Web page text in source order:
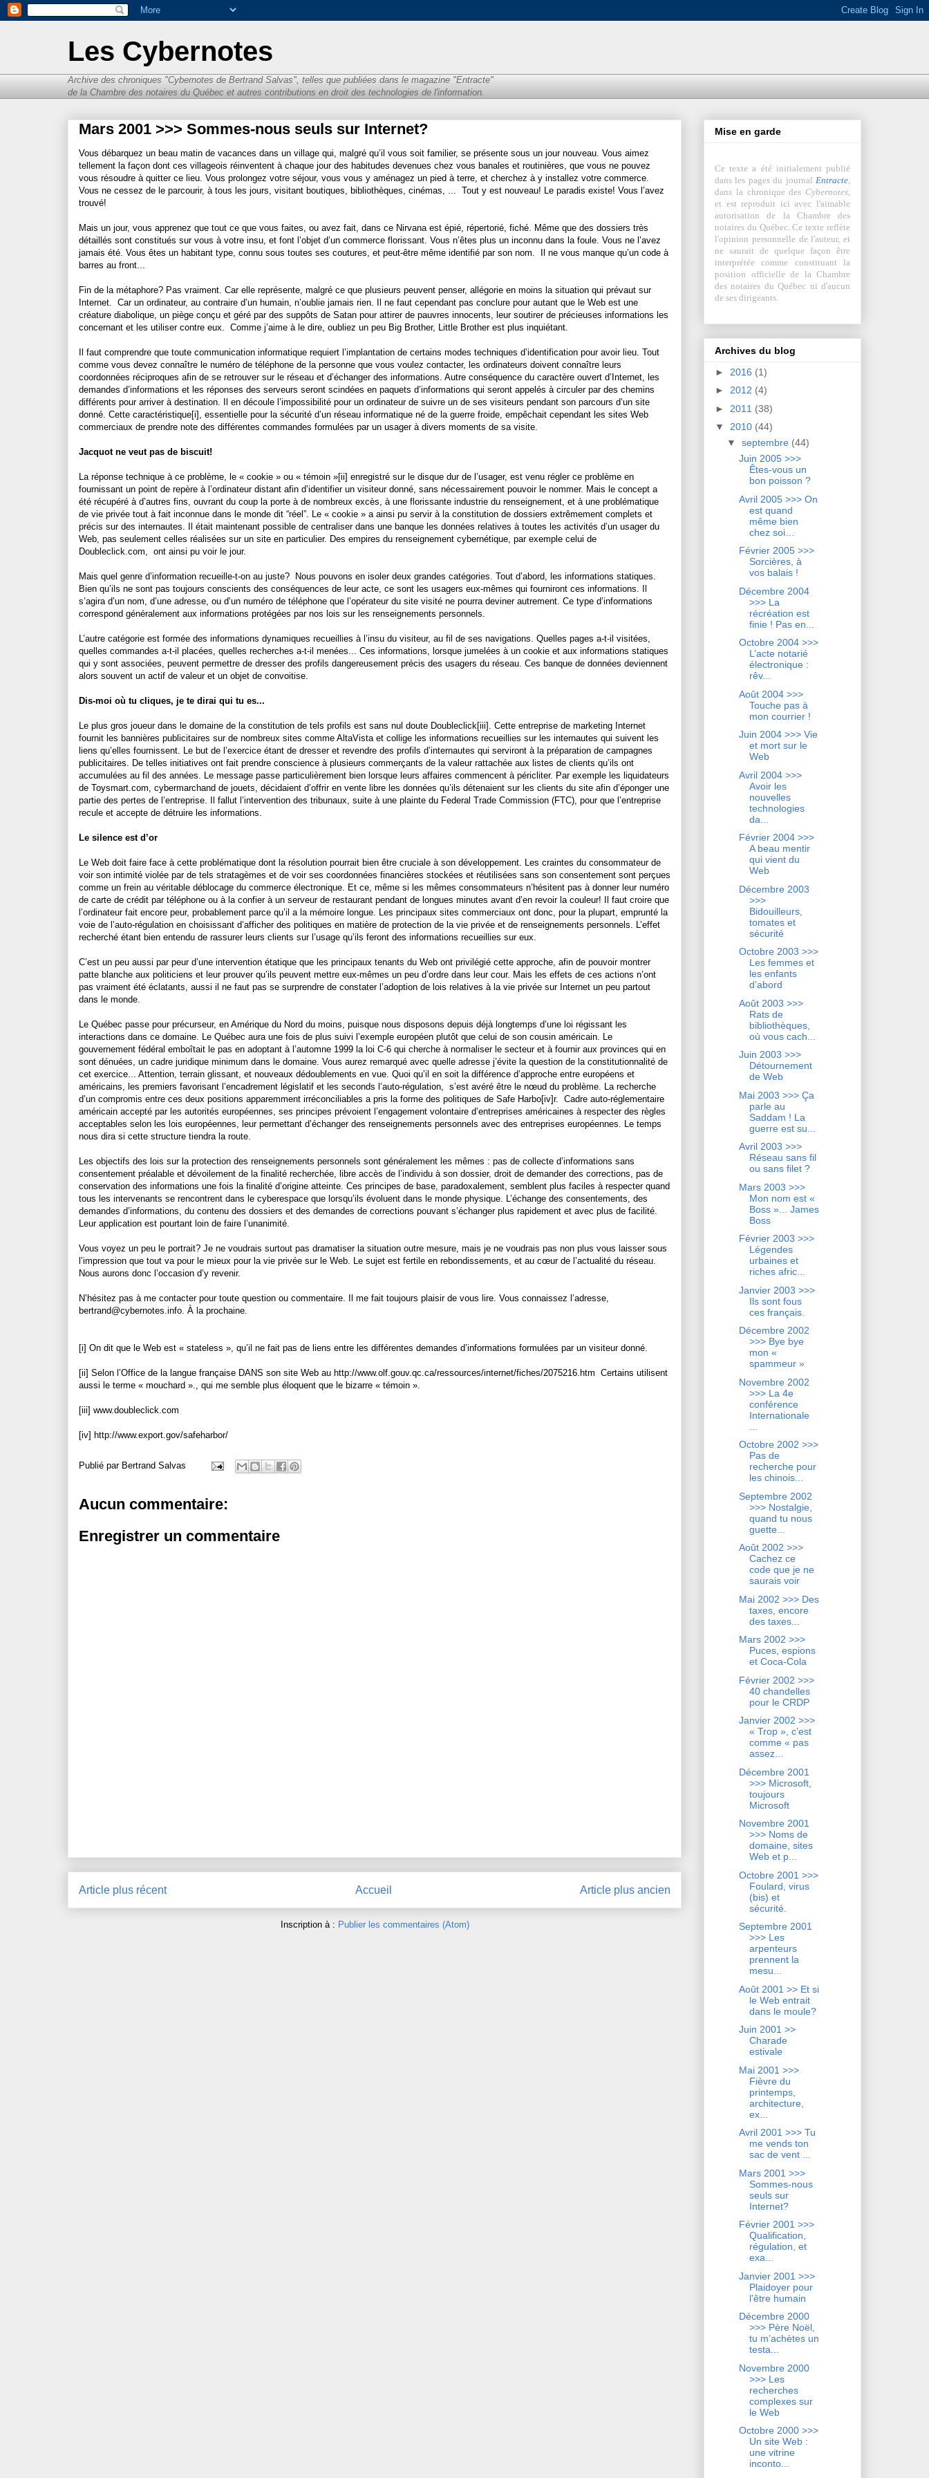
Les Cybernotes
Archive des chroniques "Cybernotes de Bertrand Salvas", telles que publiées dans le magazine "Entracte"
de la Chambre des notaires du Québec et autres contributions en droit des technologies de l'information.
Mars 2001 >>> Sommes-nous seuls sur Internet?
Vous débarquez un beau matin de vacances dans un village qui, malgré qu’il vous soit familier, se présente sous un jour nouveau. Vous aimez
tellement la façon dont ces villageois réinventent à chaque jour des habitudes devenues chez vous banales et routinières, que vous ne pouvez
vous résoudre à quitter ce lieu. Vous prolongez votre séjour, vous vous y aménagez un pied à terre, et cherchez à y installez votre commerce.
Vous ne cessez de le parcourir, à tous les jours, visitant boutiques, bibliothèques, cinémas, ... Tout y est nouveau! Le paradis existe! Vous l’avez
trouvé!
Mais un jour, vous apprenez que tout ce que vous faites, ou avez fait, dans ce Nirvana est épié, répertorié, fiché. Même que des dossiers très
détaillés sont constitués sur vous à votre insu, et font l’objet d’un commerce florissant. Vous n’êtes plus un inconnu dans la foule. Vous ne l’avez
jamais été. Vous êtes un habitant type, connu sous toutes ses coutures, et peut-être même identifié par son nom.
Il ne vous manque qu’un code à
barres au front...
Fin de la métaphore? Pas vraiment. Car elle représente, malgré ce que plusieurs peuvent penser, allégorie en moins la situation qui prévaut sur
Internet. Car un ordinateur, au contraire d’un humain, n’oublie jamais rien. Il ne faut cependant pas conclure pour autant que le Web est une
créature diabolique, un piège conçu et géré par des suppôts de Satan pour attirer de pauvres innocents, leur soutirer de précieuses informations les
concernant et les utiliser contre eux. Comme j’aime à le dire, oubliez un peu Big Brother, Little Brother est plus inquiétant.
Il faut comprendre que toute communication informatique requiert l’implantation de certains modes techniques d’identification pour avoir lieu. Tout
comme vous devez connaître le numéro de téléphone de la personne que vous voulez contacter, les ordinateurs doivent connaître leurs
coordonnées réciproques afin de se retrouver sur le réseau et d’échanger des informations. Autre conséquence du caractère ouvert d’Internet, les
demandes d’informations et les réponses des serveurs seront scindées en paquets d’informations qui seront appelés à circuler par des chemins
différents pour arriver à destination. Il en découle l’impossibilité pour un ordinateur de suivre un de ses visiteurs pendant son parcours d’un site
donné. Cette caractéristique[i], essentielle pour la sécurité d’un réseau informatique né de la guerre froide, empêchait cependant les sites Web
commerciaux de prendre note des différentes commandes formulées par un usager à divers moments de sa visite.
Jacquot ne veut pas de biscuit!
La réponse technique à ce problème, le « cookie » ou « témoin »[ii] enregistré sur le disque dur de l’usager, est venu régler ce problème en
fournissant un point de repère à l’ordinateur distant afin d’identifier un visiteur donné, sans nécessairement pouvoir le nommer. Mais le concept a
été récupéré à d’autres fins, ouvrant du coup la porte à de nombreux excès, à une florissante industrie du renseignement, et à une problématique
de vie privée tout à fait inconnue dans le monde dit “réel”. Le « cookie » a ainsi pu servir à la constitution de dossiers extrêmement complets et
précis sur des internautes. Il était maintenant possible de centraliser dans une banque les données relatives à toutes les activités d’un usager du
Web, pas seulement celles réalisées sur un site en particulier. Des empires du renseignement cybernétique, par exemple celui de
Doubleclick.com, ont ainsi pu voir le jour.
Mais quel genre d’information recueille-t-on au juste?
Nous pouvons en isoler deux grandes catégories. Tout d’abord, les informations statiques.
Bien qu’ils ne sont pas toujours conscients des conséquences de leur acte, ce sont les usagers eux-mêmes qui fourniront ces informations. Il
s’agira d’un nom, d’une adresse, ou d’un numéro de téléphone que l’opérateur du site visité ne pourra deviner autrement. Ce type d’informations
correspond généralement aux informations protégées par nos lois sur les renseignements personnels.
L’autre catégorie est formée des informations dynamiques recueillies à l’insu du visiteur, au fil de ses navigations. Quelles pages a-t-il visitées,
quelles commandes a-t-il placées, quelles recherches a-t-il menées... Ces informations, lorsque jumelées à un cookie et aux informations statiques
qui y sont associées, peuvent permettre de dresser des profils dangereusement précis des usagers du réseau. Ces banque de données deviennent
alors souvent un actif de valeur et un objet de convoitise.
Dis-moi où tu cliques, je te dirai qui tu es...
Le plus gros joueur dans le domaine de la constitution de tels profils est sans nul doute Doubleclick[iii]. Cette entreprise de marketing Internet
fournit les bannières publicitaires sur de nombreux sites comme AltaVista et collige les informations recueillies sur les internautes qui suivent les
liens qu’elles fournissent. Le but de l’exercice étant de dresser et revendre des profils d’internautes qui serviront à la préparation de campagnes
publicitaires. De telles initiatives ont fait prendre conscience à plusieurs commerçants de la valeur rattachée aux listes de clients qu’ils ont
accumulées au fil des années. Le message passe particulièrement bien lorsque leurs affaires commencent à péricliter. Par exemple les liquidateurs
de Toysmart.com, cybermarchand de jouets, décidaient d’offrir en vente libre les données qu’ils détenaient sur les clients du site afin d’éponger une
partie des pertes de l’entreprise. Il fallut l’intervention des tribunaux, suite à une plainte du Federal Trade Commission (FTC), pour que l’entreprise
recule et accepte de détruire les informations.
Le silence est d’or
Le Web doit faire face à cette problématique dont la résolution pourrait bien être cruciale à son développement. Les craintes du consommateur de
voir son intimité violée par de tels stratagèmes et de voir ses coordonnées financières stockées et réutilisées sans son consentement sont perçues
comme un frein au véritable déblocage du commerce électronique. Et ce, même si les mêmes consommateurs n’hésitent pas à donner leur numéro
de carte de crédit par téléphone ou à la confier à un serveur de restaurant pendant de longues minutes avant d’en revoir la couleur! Il faut croire que
l’ordinateur fait encore peur, probablement parce qu’il a la mémoire longue. Les principaux sites commerciaux ont donc, pour la plupart, emprunté la
voie de l’auto-régulation en choisissant d’afficher des politiques en matière de protection de la vie privée et de renseignements personnels. L’effet
recherché étant bien entendu de rassurer leurs clients sur l’usage qu’ils feront des informations recueillies sur eux.
C’est un peu aussi par peur d’une intervention étatique que les principaux tenants du Web ont privilégié cette approche, afin de pouvoir montrer
patte blanche aux politiciens et leur prouver qu’ils peuvent mettre eux-mêmes un peu d’ordre dans leur cour. Mais les effets de ces actions n’ont
pas vraiment été éclatants, aussi il ne faut pas se surprendre de constater l’adoption de lois relatives à la vie privée sur Internet un peu partout
dans le monde.
Le Québec passe pour précurseur, en Amérique du Nord du moins, puisque nous disposons depuis déjà longtemps d’une loi régissant les
interactions dans ce domaine. Le Québec aura une fois de plus suivi l’exemple européen plutôt que celui de son cousin américain. Le
gouvernement fédéral emboîtait le pas en adoptant à l’automne 1999 la loi C-6 qui cherche à normaliser le secteur et à fournir aux provinces qui en
sont dénuées, un cadre juridique minimum dans le domaine. Vous aurez remarqué avec quelle adresse j’évite la question de la constitutionnalité de
cet exercice... Attention, terrain glissant, et nouveaux dédoublements en vue. Quoi qu’il en soit la différence d’approche entre européens et
américains, les premiers favorisant l’encadrement législatif et les seconds l’auto-régulation, s’est avéré être le nœud du problème. La recherche
d’un compromis entre ces deux positions apparemment irréconciliables a pris la forme des politiques de Safe Harbo[iv]r. Cadre auto-réglementaire
américain accepté par les autorités européennes, ses principes prévoient l’engagement volontaire d’entreprises américaines à respecter des règles
acceptables selon les lois européennes, leur permettant d’échanger des renseignements personnels avec des entreprises européennes. Le temps
nous dira si cette structure tiendra la route.
Les objectifs des lois sur la protection des renseignements personnels sont généralement les mêmes : pas de collecte d’informations sans
consentement préalable et dévoilement de la finalité recherchée, libre accès de l’individu à son dossier, droit de demander des corrections, pas de
conservation des informations une fois la finalité d’origine atteinte. Ces principes de base, paradoxalement, semblent plus faciles à respecter quand
tous les intervenants se rencontrent dans le cyberespace que lorsqu’ils évoluent dans le monde physique. L’échange des consentements, des
demandes d’informations, du contenu des dossiers et des demandes de corrections pouvant s’échanger plus rapidement et avec plus de facilité.
Leur application est pourtant loin de faire l’unanimité.
Vous voyez un peu le portrait? Je ne voudrais surtout pas dramatiser la situation outre mesure, mais je ne voudrais pas non plus vous laisser sous
l’impression que tout va pour le mieux pour la vie privée sur le Web. Le sujet est fertile en rebondissements, et au cœur de l’actualité du réseau.
Nous aurons donc l’occasion d’y revenir.
N’hésitez pas à me contacter pour toute question ou commentaire. Il me fait toujours plaisir de vous lire. Vous connaissez l’adresse,
bertrand@cybernotes.info. À la prochaine.
[i] On dit que le Web est « stateless », qu’il ne fait pas de liens entre les différentes demandes d’informations formulées par un visiteur donné.
[ii] Selon l’Office de la langue française DANS son site Web au http://www.olf.gouv.qc.ca/ressources/internet/fiches/2075216.htm Certains utilisent
aussi le terme « mouchard »., qui me semble plus éloquent que le bizarre « témoin ».
[iii] www.doubleclick.com
[iv] http://www.export.gov/safeharbor/
Publié par Bertrand Salvas
Aucun commentaire:
Enregistrer un commentaire
Article plus récent Article plus ancien
Accueil
Inscription à : Publier les commentaires (Atom)
Mise en garde
Ce texte a été initialement publié
dans les pages du journal Entracte,
dans la chronique des Cybernotes,
et est reproduit ici avec l'aimable
autorisation de la Chambre des
notaires du Québec. Ce texte reflète
l'opinion personnelle de l'auteur, et
ne saurait de quelque façon être
interprétée comme constituant la
position officielle de la Chambre
des notaires du Québec ni d'aucun
de ses dirigeants.
Archives du blog
► 2016 (1)
► 2012 (4)
► 2011 (38)
▼ 2010 (44)
▼ septembre (44)
Juin 2005 >>>
Êtes-vous un
bon poisson ?
Avril 2005 >>> On
est quand
même bien
chez soi…
Février 2005 >>>
Sorcières, à
vos balais !
Décembre 2004
>>> La
récréation est
finie ! Pas en...
Octobre 2004 >>>
L’acte notarié
électronique :
rêv...
Août 2004 >>>
Touche pas à
mon courrier !
Juin 2004 >>> Vie
et mort sur le
Web
Avril 2004 >>>
Avoir les
nouvelles
technologies
da...
Février 2004 >>>
A beau mentir
qui vient du
Web
Décembre 2003
>>>
Bidouilleurs,
tomates et
sécurité
Octobre 2003 >>>
Les femmes et
les enfants
d’abord
Août 2003 >>>
Rats de
bibliothèques,
où vous cach...
Juin 2003 >>>
Détournement
de Web
Mai 2003 >>> Ça
parle au
Saddam ! La
guerre est su...
Avril 2003 >>>
Réseau sans fil
ou sans filet ?
Mars 2003 >>>
Mon nom est «
Boss »... James
Boss
Février 2003 >>>
Légendes
urbaines et
riches afric...
Janvier 2003 >>>
Ils sont fous
ces français.
Décembre 2002
>>> Bye bye
mon «
spammeur »
Novembre 2002
>>> La 4e
conférence
Internationale
Octobre 2002 >>>
Pas de
recherche pour
les chinois...
Septembre 2002
>>> Nostalgie,
quand tu nous
guette...
Août 2002 >>>
Cachez ce
code que je ne
saurais voir
Mai 2002 >>> Des
taxes, encore
des taxes...
Mars 2002 >>>
Puces, espions
et Coca-Cola
Février 2002 >>>
40 chandelles
pour le CRDP
Janvier 2002 >>>
« Trop », c’est
comme « pas
assez...
Décembre 2001
>>> Microsoft,
toujours
Microsoft
Novembre 2001
>>> Noms de
domaine, sites
Web et p...
Octobre 2001 >>>
Foulard, virus
(bis) et
sécurité.
Septembre 2001
>>> Les
arpenteurs
prennent la
mesu...
Août 2001 >> Et si
le Web entrait
dans le moule?
Juin 2001 >>
Charade
estivale
Mai 2001 >>>
Fièvre du
printemps,
architecture,
ex...
Avril 2001 >>> Tu
me vends ton
sac de vent ...
Mars 2001 >>>
Sommes-nous
seuls sur
Internet?
Février 2001 >>>
Qualification,
régulation, et
exa...
Janvier 2001 >>>
Plaidoyer pour
l'être humain
Décembre 2000
>>> Père Noël,
tu m’achètes un
testa...
Novembre 2000
>>> Les
recherches
complexes sur
le Web
Octobre 2000 >>>
Un site Web :
une vitrine
inconto...